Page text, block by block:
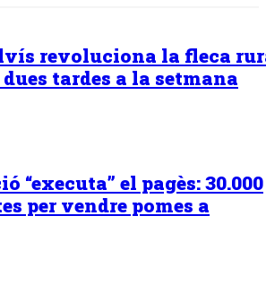
revoluciona la fleca
tardes a la setmana
“executa” el pagès: 30.000
per vendre pomes a